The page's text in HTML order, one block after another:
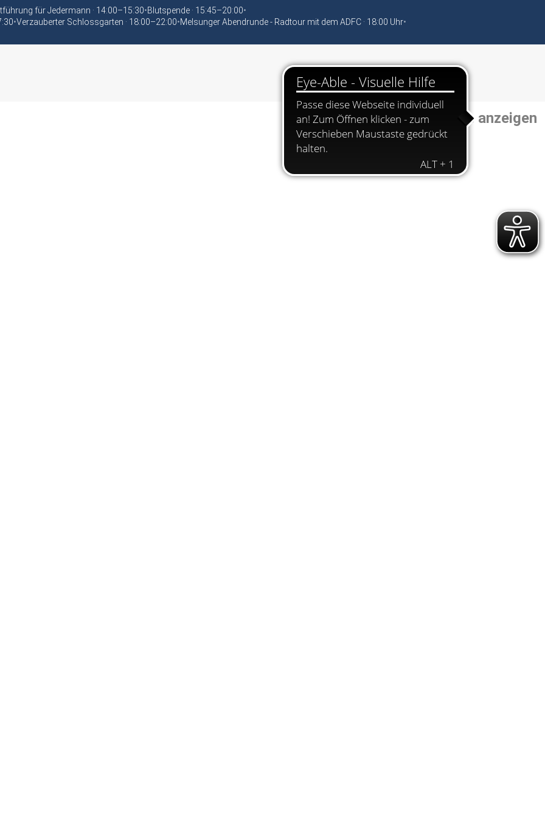
für Jedermann · 14:00–15:30•Blutspende · 15:45–20:00•
•Verzauberter Schlossgarten · 18:00–22:00•Melsunger Abendrunde - Radtour mit dem ADFC · 18:00 Uhr•
alle anzeigen